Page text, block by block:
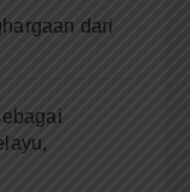
dari